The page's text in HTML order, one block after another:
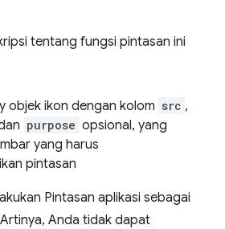
tentang fungsi pintasan ini
objek ikon dengan kolom src ,
purpose opsional, yang
yang harus
pintasan
Pintasan aplikasi sebagai
Anda tidak dapat